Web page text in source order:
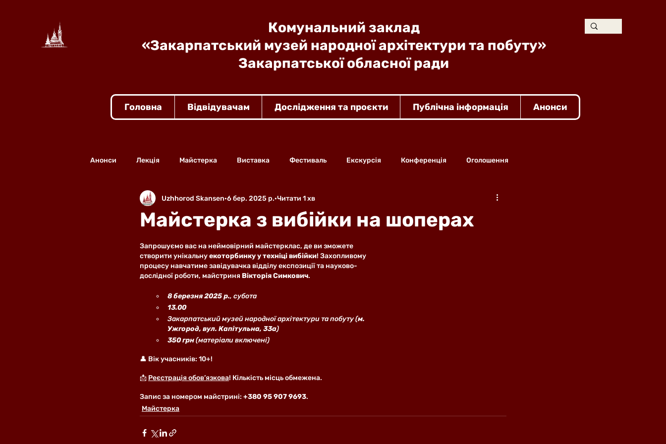
Комунальний заклад
«Закарпатський музей народної архітектури та побуту»
Закарпатської обласної ради
Головна Відвідувачам Дослідження та проєкти Публічна інформація Анонси
Анонси Лекція Майстерка Виставка Фестиваль Екскурсія Конференція Оголошення
Майстерка з вибійки на шоперах
Uzhhorod Skansen 6 бер. 2025 р. Читати 1 хв
Запрошуємо вас на неймовірний майстерклас, де ви зможете
створити унікальну екоторбинку у техніці вибійки! Захопливому
процесу навчатиме завідувачка відділу експозиції та науково-
дослідної роботи, майстриня Вікторія Симкович.
8 березня 2025 р., субота
13.00
Закарпатський музей народної архітектури та побуту (м.
Ужгород, вул. Капітульна, 33а)
350 грн (матеріали включені)
👤 Вік учасників: 10+!
📩 Реєстрація обов’язкова! Кількість місць обмежена.
Запис за номером майстрині: +380 95 907 9693.
Майстерка